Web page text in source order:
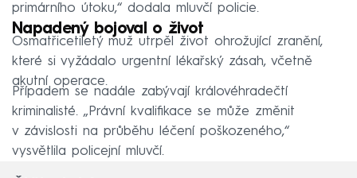
primárního útoku,“ dodala mluvčí policie.
Napadený bojoval o život
Osmatřicetiletý muž utrpěl život ohrožující zranění,
které si vyžádalo urgentní lékařský zásah, včetně
akutní operace.
Případem se nadále zabývají královéhradečtí
kriminalisté. „Právní kvalifikace se může změnit
v závislosti na průběhu léčení poškozeného,“
vysvětlila policejní mluvčí.